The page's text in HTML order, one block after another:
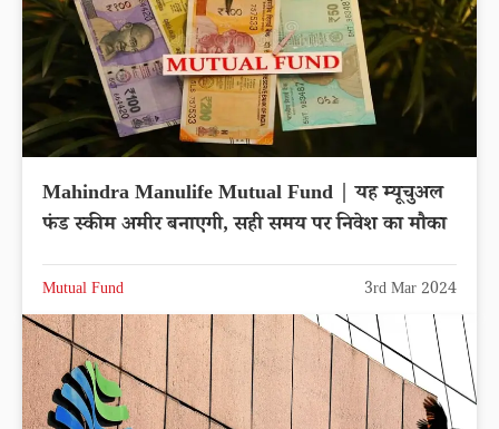
Mahindra Manulife Mutual Fund | यह म्यूचुअल
फंड स्कीम अमीर बनाएगी, सही समय पर निवेश का मौका
Mutual Fund 3rd Mar 2024